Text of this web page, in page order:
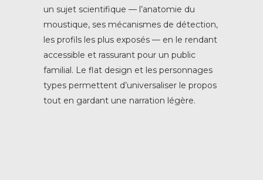
un sujet scientifique — l’anatomie du
moustique, ses mécanismes de détection,
les profils les plus exposés — en le rendant
accessible et rassurant pour un public
familial. Le flat design et les personnages
types permettent d’universaliser le propos
tout en gardant une narration légère.